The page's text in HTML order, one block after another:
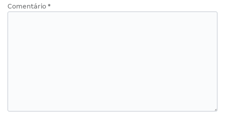
Comentário *